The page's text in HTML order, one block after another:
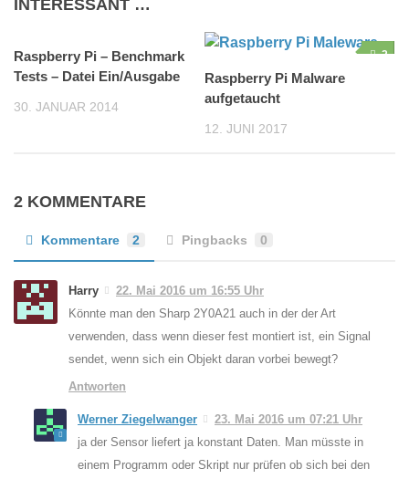
INTERESSANT …
Raspberry Pi – Benchmark
Tests – Datei Ein/Ausgabe
30. JANUAR 2014
2
Raspberry Pi Malware
aufgetaucht
12. JUNI 2017
2 KOMMENTARE
Kommentare 2 Pingbacks 0
Harry
22. Mai 2016 um 16:55 Uhr
Könnte man den Sharp 2Y0A21 auch in der der Art
verwenden, dass wenn dieser fest montiert ist, ein Signal
sendet, wenn sich ein Objekt daran vorbei bewegt?
Antworten
Werner Ziegelwanger
23. Mai 2016 um 07:21 Uhr
ja der Sensor liefert ja konstant Daten. Man müsste in
einem Programm oder Skript nur prüfen ob sich bei den